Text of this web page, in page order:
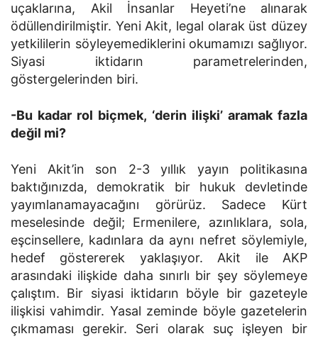
uçaklarına, Akil İnsanlar Heyeti’ne alınarak
ödüllendirilmiştir. Yeni Akit, legal olarak üst düzey
yetkililerin söyleyemediklerini okumamızı sağlıyor.
Siyasi iktidarın parametrelerinden,
göstergelerinden biri.
-Bu kadar rol biçmek, ‘derin ilişki’ aramak fazla
değil mi?
Yeni Akit’in son 2-3 yıllık yayın politikasına
baktığınızda, demokratik bir hukuk devletinde
yayımlanamayacağını görürüz. Sadece Kürt
meselesinde değil; Ermenilere, azınlıklara, sola,
eşcinsellere, kadınlara da aynı nefret söylemiyle,
hedef göstererek yaklaşıyor. Akit ile AKP
arasındaki ilişkide daha sınırlı bir şey söylemeye
çalıştım. Bir siyasi iktidarın böyle bir gazeteyle
ilişkisi vahimdir. Yasal zeminde böyle gazetelerin
çıkmaması gerekir. Seri olarak suç işleyen bir